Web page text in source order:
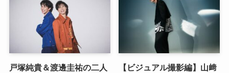
戸塚純貴＆渡邊圭祐の二人
【ビジュアル撮影編】山﨑